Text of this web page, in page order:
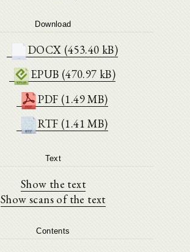
Download
DOCX (453.40 kB)
EPUB (470.97 kB)
PDF (1.49 MB)
RTF (1.41 MB)
Text
Show the text
Show scans of the text
Contents